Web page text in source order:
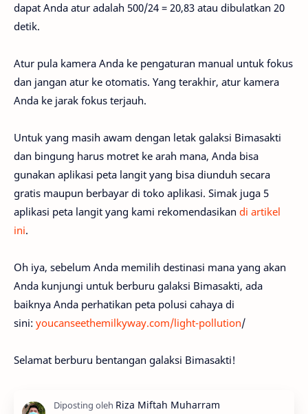
dapat Anda atur adalah 500/24 = 20,83 atau dibulatkan 20
detik.
Atur pula kamera Anda ke pengaturan manual untuk fokus
dan jangan atur ke otomatis. Yang terakhir, atur kamera
Anda ke jarak fokus terjauh.
Untuk yang masih awam dengan letak galaksi Bimasakti
dan bingung harus motret ke arah mana, Anda bisa
gunakan aplikasi peta langit yang bisa diunduh secara
gratis maupun berbayar di toko aplikasi. Simak juga 5
aplikasi peta langit yang kami rekomendasikan di artikel
ini.
Oh iya, sebelum Anda memilih destinasi mana yang akan
Anda kunjungi untuk berburu galaksi Bimasakti, ada
baiknya Anda perhatikan peta polusi cahaya di
sini: youcanseethemilkyway.com/light-pollution/
Selamat berburu bentangan galaksi Bimasakti!